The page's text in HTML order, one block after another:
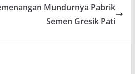
Mundurnya Pabrik
Semen Gresik Pati